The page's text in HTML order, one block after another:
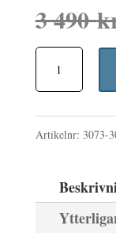
3 490
GRÖN
mängd
Artikelnr: 3073-